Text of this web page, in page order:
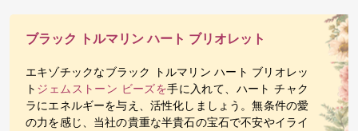
ブラック トルマリン ハート ブリオレット
エキゾチックなブラック トルマリン ハート ブリオレッ
ト ジェムストーン ビーズを手に入れて、ハート チャク
ラにエネルギーを与え、活性化しましょう。無条件の愛
の力を感じ、当社の貴重な半貴石の宝石で不安やイライ